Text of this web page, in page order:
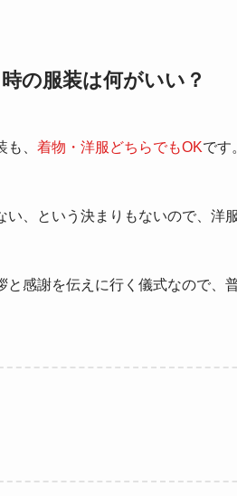
の服装は何がいい？
、 着物・洋服どちらでもOKです
い、という決まりもないので、洋
感謝を伝えに行く儀式なので、